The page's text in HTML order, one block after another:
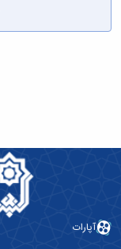
انتشارات
معاونت
آپارات